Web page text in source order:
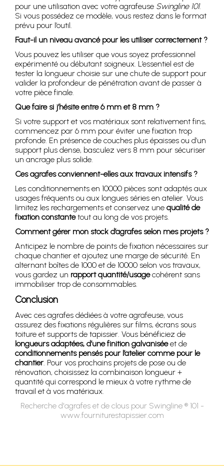
pour une utilisation avec votre agrafeuse Swingline 101.
Si vous possédez ce modèle, vous restez dans le format
prévu pour l’outil.
Faut-il un niveau avancé pour les utiliser correctement ?
Vous pouvez les utiliser que vous soyez professionnel
expérimenté ou débutant soigneux. L’essentiel est de
tester la longueur choisie sur une chute de support pour
valider la profondeur de pénétration avant de passer à
votre pièce finale.
Que faire si j’hésite entre 6 mm et 8 mm ?
Si votre support et vos matériaux sont relativement fins,
commencez par 6 mm pour éviter une fixation trop
profonde. En présence de couches plus épaisses ou d’un
support plus dense, basculez vers 8 mm pour sécuriser
un ancrage plus solide.
Ces agrafes conviennent-elles aux travaux intensifs ?
Les conditionnements en 10000 pièces sont adaptés aux
usages fréquents ou aux longues séries en atelier. Vous
limitez les rechargements et conservez une qualité de
fixation constantetout au long de vos projets.
Comment gérer mon stock d’agrafes selon mes projets ?
Anticipez le nombre de points de fixation nécessaires sur
chaque chantier et ajoutez une marge de sécurité. En
alternant boîtes de 1000 et de 10000 selon vos travaux,
vous gardez un rapport quantité/usagecohérent sans
immobiliser trop de consommables.
Conclusion
Avec ces agrafes dédiées à votre agrafeuse, vous
assurez des fixations régulières sur films, écrans sous
toiture et supports de tapissier. Vous bénéficiez de
longueurs adaptées, d’une finition galvaniséeet de
conditionnements pensés pour l’atelier comme pour le
chantier. Pour vos prochains projets de pose ou de
rénovation, choisissez la combinaison longueur +
quantité qui correspond le mieux à votre rythme de
travail et à vos matériaux.
Recherche d'agrafes et de clous pour Swingline ® 101 -
www.fourniturestapissier.com